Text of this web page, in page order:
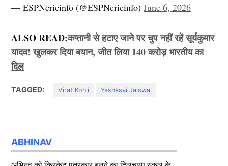
— ESPNcricinfo (@ESPNcricinfo)June 6, 2026
ALSO READ:कप्तानी से हटाए जाने पर चुप नहीं रहें सूर्यकुमार
यादव! खुलकर दिया बयान, जीत लिया 140 करोड़ भारतीय का
दिल
TAGGED: Virat Kohli Yashasvi Jaiswal
ABHINAV